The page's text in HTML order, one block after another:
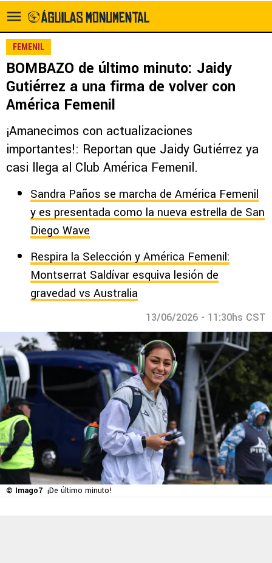
FEMENIL
BOMBAZO de último minuto: Jaidy
Gutiérrez a una firma de volver con
América Femenil
¡Amanecimos con actualizaciones
importantes!: Reportan que Jaidy Gutiérrez ya
casi llega al Club América Femenil.
Sandra Paños se marcha de América Femenil
y es presentada como la nueva estrella de San
Diego Wave
Respira la Selección y América Femenil:
Montserrat Saldívar esquiva lesión de
gravedad vs Australia
13/06/2026 - 11:30hs CST
© Imago7 ¡De último minuto!